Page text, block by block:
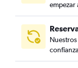
empezar